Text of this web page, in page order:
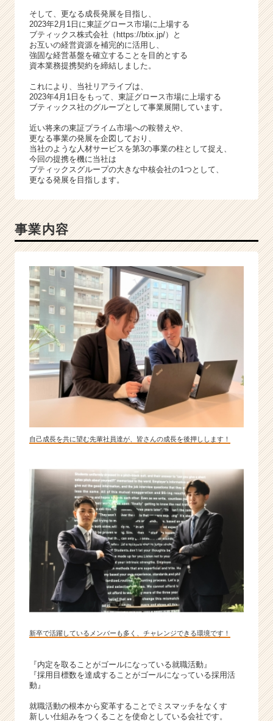
r
C
a
r
e
e
r）
そして、更なる成長発展を目指し、
2023年2月1日に東証グロース市場に上場する
ブティックス株式会社（https://btix.jp/）と
お互いの経営資源を補完的に活用し、
強固な経営基盤を確立することを目的とする
資本業務提携契約を締結しました。
これにより、当社リアライブは、
2023年4月1日をもって、東証グロース市場に上場する
ブティックス社のグループとして事業展開しています。
近い将来の東証プライム市場への鞍替えや、
更なる事業の発展を企図しており、
当社のような人材サービスを第3の事業の柱として捉え、
今回の提携を機に当社は
ブティックスグループの大きな中核会社の1つとして、
更なる発展を目指します。
事業内容
自己成長を共に望む先輩社員達が、皆さんの成長を後押しします！
新卒で活躍しているメンバーも多く、チャレンジできる環境です！
『内定を取ることがゴールになっている就職活動』
『採用目標数を達成することがゴールになっている採用活
動』
就職活動の根本から変革することでミスマッチをなくす
新しい仕組みをつくることを使命としている会社です。